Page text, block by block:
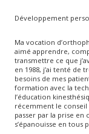
Développement
Ma vocation
aimé apprendre,
transmettre ce que
en 1988, j’ai tenté de
besoins de mes
formation avec la
l’éducation
récemment le
passer par la prise en
s’épanouisse en tous